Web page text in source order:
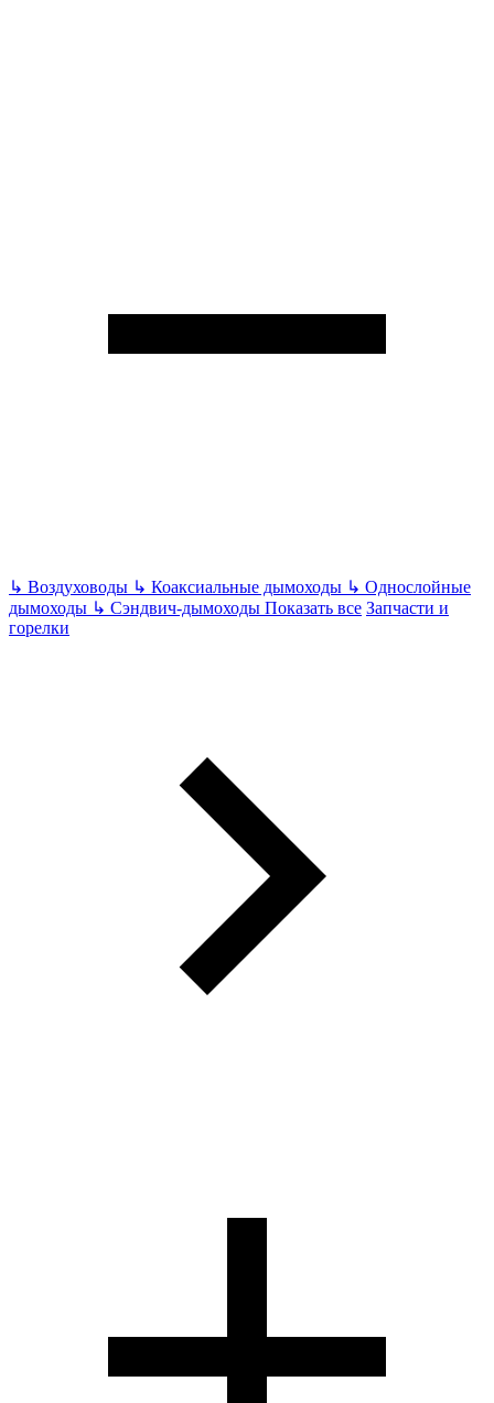
↳ Воздуховоды ↳ Коаксиальные дымоходы ↳ Однослойные
дымоходы ↳ Сэндвич-дымоходы Показать все Запчасти и
горелки